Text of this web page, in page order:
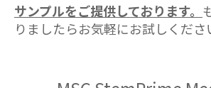
サンプルをご提供しております。
りましたらお気軽にお試しくださ